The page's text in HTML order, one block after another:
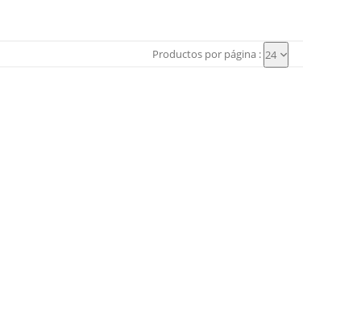
Productos por página : 24